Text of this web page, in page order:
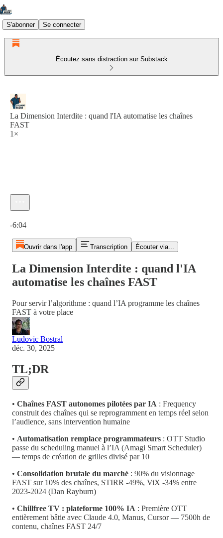
S'abonner Se connecter
Écoutez sans distraction sur Substack
La Dimension Interdite : quand l'IA automatise les chaînes
FAST
1×
-6:04
Ouvrir dans l'app Transcription Écouter via...
La Dimension Interdite : quand l'IA
automatise les chaînes FAST
Pour servir l’algorithme : quand l’IA programme les chaînes
FAST à votre place
Ludovic Bostral
déc. 30, 2025
TL;DR
• Chaînes FAST autonomes pilotées par IA : Frequency
construit des chaînes qui se reprogramment en temps réel selon
l’audience, sans intervention humaine
• Automatisation remplace programmateurs : OTT Studio
passe du scheduling manuel à l’IA (Amagi Smart Scheduler)
— temps de création de grilles divisé par 10
• Consolidation brutale du marché : 90% du visionnage
FAST sur 10% des chaînes, STIRR -49%, ViX -34% entre
2023-2024 (Dan Rayburn)
• Chillfree TV : plateforme 100% IA : Première OTT
entièrement bâtie avec Claude 4.0, Manus, Cursor — 7500h de
contenu, chaînes FAST 24/7